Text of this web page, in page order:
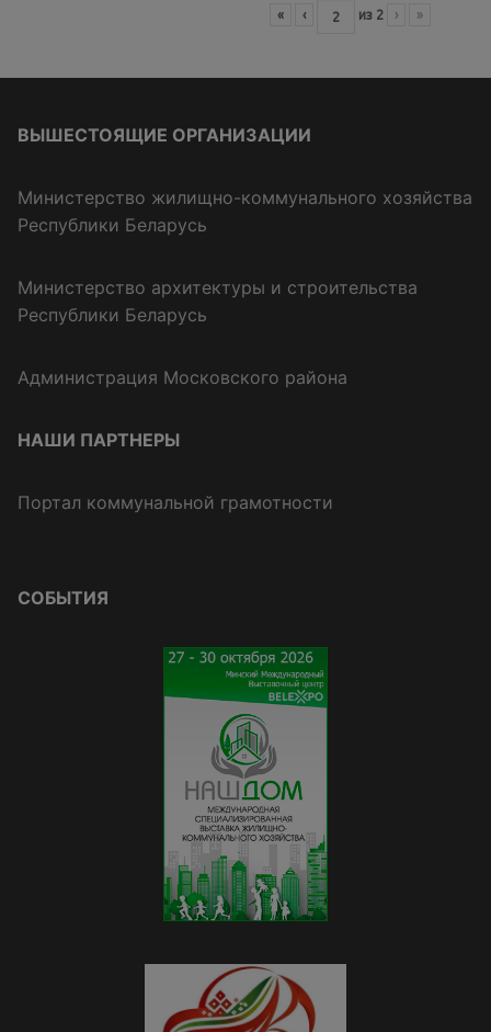
« ‹ из 2 › »
ВЫШЕСТОЯЩИЕ ОРГАНИЗАЦИИ
Министерство жилищно-коммунального хозяйства
Республики Беларусь
Министерство архитектуры и строительства
Республики Беларусь
Администрация Московского района
НАШИ ПАРТНЕРЫ
Портал коммунальной грамотности
СОБЫТИЯ